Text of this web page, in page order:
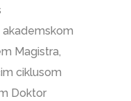
Magistra,
ciklusom
Doktor